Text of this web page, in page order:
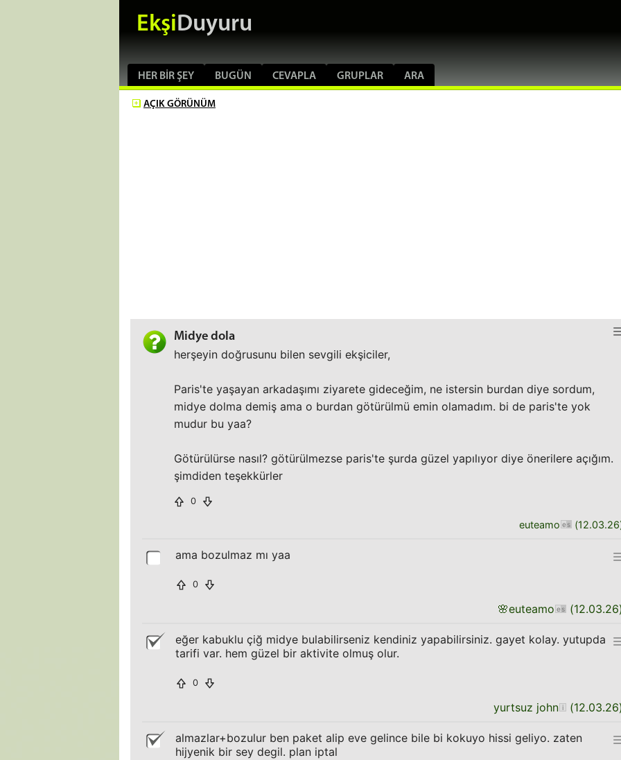
EkşiDuyuru
HER BIR ŞEY BUGÜN CEVAPLA GRUPLAR ARA
AÇIK GÖRÜNÜM
Midye dola
herşeyin doğrusunu bilen sevgili ekşiciler,
Paris'te yaşayan arkadaşımı ziyarete gideceğim, ne istersin burdan diye sordum,
midye dolma demiş ama o burdan götürülmü emin olamadım. bi de paris'te yok
mudur bu yaa?
Götürülürse nasıl? götürülmezse paris'te şurda güzel yapılıyor diye önerilere açığım.
şimdiden teşekkürler
0
euteamo (12.03.26
ama bozulmaz mı yaa
0
🌸euteamo (12.03.26
eğer kabuklu çiğ midye bulabilirseniz kendiniz yapabilirsiniz. gayet kolay. yutupda
tarifi var. hem güzel bir aktivite olmuş olur.
0
yurtsuz john (12.03.26
almazlar+bozulur ben paket alip eve gelince bile bi kokuyo hissi geliyo. zaten
hijyenik bir sey degil. plan iptal